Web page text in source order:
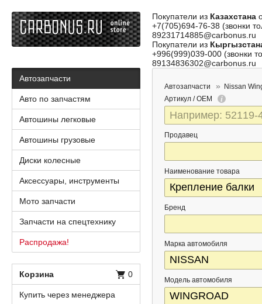
Покупатели из Казахстана
+7(705)694-76-38 (звонки
89231714885@carbonus.ru
Покупатели из
+996(999)039-000 (звонки
89134836302@carbonus.ru
Автозапчасти
Nissan
Артикул / OEM
Продавец
Наименование товара
Бренд
Марка автомобиля
Модель автомобиля
Автозапчасти
Авто по запчастям
Автошины легковые
Автошины грузовые
Диски колесные
Аксессуары, инструменты
Мото запчасти
Запчасти на спецтехнику
Распродажа!
Корзина 0
Купить через менеджера